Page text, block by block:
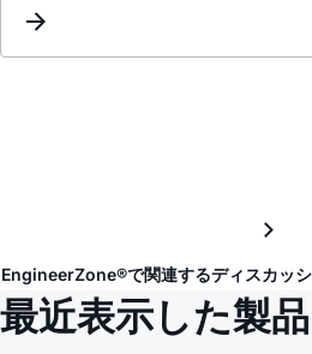
EngineerZone®で関連するディスカッ
最近表示した製品